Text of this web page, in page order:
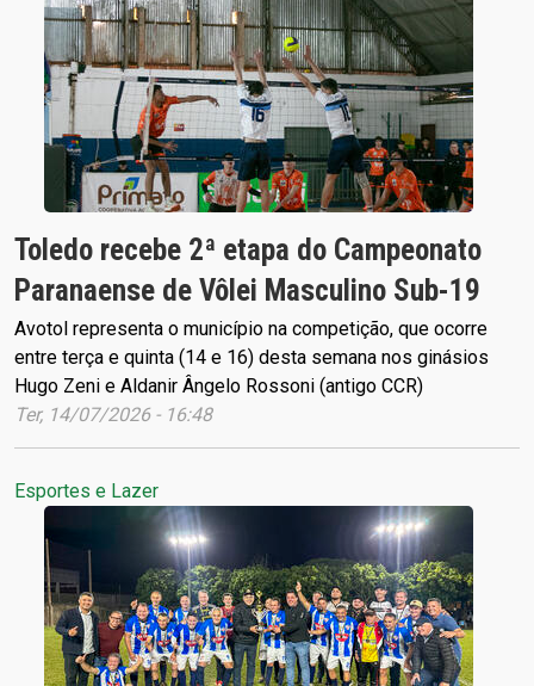
Toledo recebe 2ª etapa do Campeonato
Paranaense de Vôlei Masculino Sub-19
Avotol representa o município na competição, que ocorre
entre terça e quinta (14 e 16) desta semana nos ginásios
Hugo Zeni e Aldanir Ângelo Rossoni (antigo CCR)
Ter, 14/07/2026 - 16:48
Esportes e Lazer